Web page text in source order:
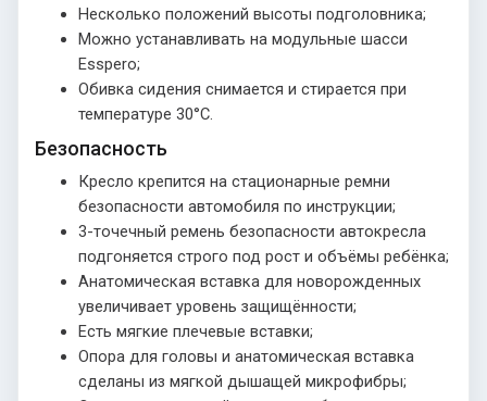
Несколько положений высоты подголовника;
Можно устанавливать на модульные шасси
Esspero;
Обивка сидения снимается и стирается при
температуре 30°С.
Безопасность
Кресло крепится на стационарные ремни
безопасности автомобиля по инструкции;
3-точечный ремень безопасности автокресла
подгоняется строго под рост и объёмы ребёнка;
Анатомическая вставка для новорожденных
увеличивает уровень защищённости;
Есть мягкие плечевые вставки;
Опора для головы и анатомическая вставка
сделаны из мягкой дышащей микрофибры;